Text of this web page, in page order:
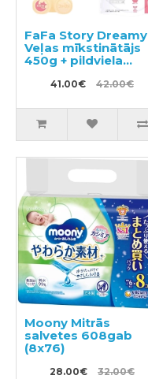
FaFa Story Dreamy
Veļas mīkstinātājs
450g + pildviela
41.00€ 42.00€
Moony Mitrās
salvetes 608gab
(8x76)
28.00€ 32.00€